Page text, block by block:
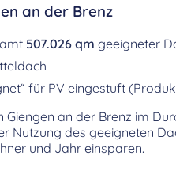
an der Brenz
507.026 qm geeigneter
für PV eingestuft
Giengen an der Brenz im
Nutzung des geeigneten
und Jahr einsparen.